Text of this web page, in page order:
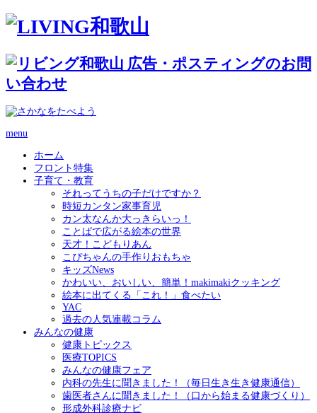
menu
ホーム
フロント特集
子育て・教育
それってうちの子だけですか？
時短カンタン家事育児
カン太なんか大っきらいっ！
ことばで広がる絵本の世界
天才！こどもりあん
こぴちゃんの手作りおもちゃ
キッズNews
かわいい、おいしい、簡単！makimakiクッキング
絵本に出てくる「これ！」食べたい
YAC
過去の人気連載コラム
みんなの健康
健康トピックス
医療TOPICS
みんなの健康フェア
内科の先生に聞きました！（毎日生き生き健康通信）
歯医者さんに聞きました！（口から始まる健康づくり）
形成外科診療ナビ